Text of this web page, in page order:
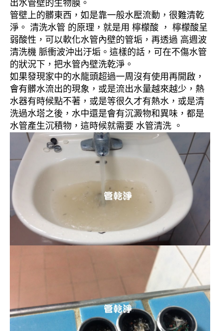
出水管壁的生物膜。
管壁上的髒東西，如是靠一般水壓流動，很難清乾
淨。 清洗水管 的原理，就是用 檸檬酸 ， 檸檬酸呈
弱酸性，可以軟化水管內壁的管垢，再透過 高週波
清洗機 脈衝波沖出汙垢。這樣的話，可在不傷水管
的狀況下，把水管內壁洗乾淨。
如果發現家中的水龍頭超過一周沒有使用再開啟，
會有髒水流出的現象，或是流出水量越來越少，熱
水器有時候點不著，或是等很久才有熱水，或是清
洗過水塔之後，水中還是會有沉澱物和異味，都是
水管產生沉積物，這時候就需要 水管清洗 。